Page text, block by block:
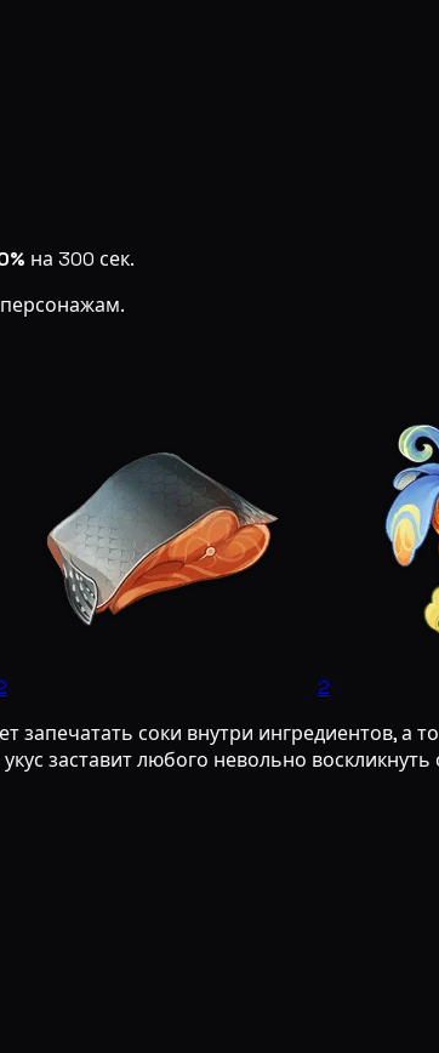
на 300 сек.
2
соки внутри ингредиентов, а
заставит любого невольно воскликнуть